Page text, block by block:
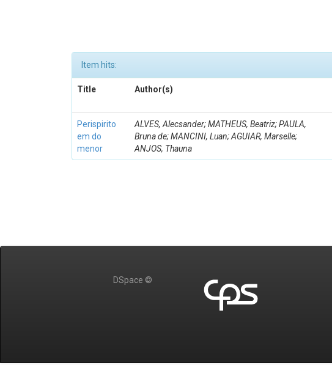
Item hits:
Title Author(s)
Perispirito
em do
menor
ALVES, Alecsander; MATHEUS, Beatriz; PAULA,
Bruna de; MANCINI, Luan; AGUIAR, Marselle;
ANJOS, Thauna
DSpace ©